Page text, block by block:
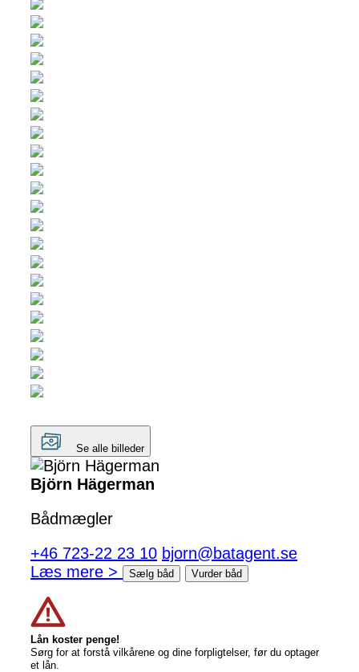
Se alle billeder
Björn Hägerman
Bådmægler
+46 723-22 23 10 bjorn@batagent.se
Læs mere >
Sælg båd Vurder båd
Lån koster penge!
Sørg for at forstå vilkårene og dine forpligtelser, før du optager
et lån.